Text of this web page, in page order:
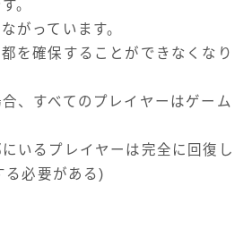
。
がっています。
を確保することができなくなり
、すべてのプレイヤーはゲーム
いるプレイヤーは完全に回復し
る必要がある)